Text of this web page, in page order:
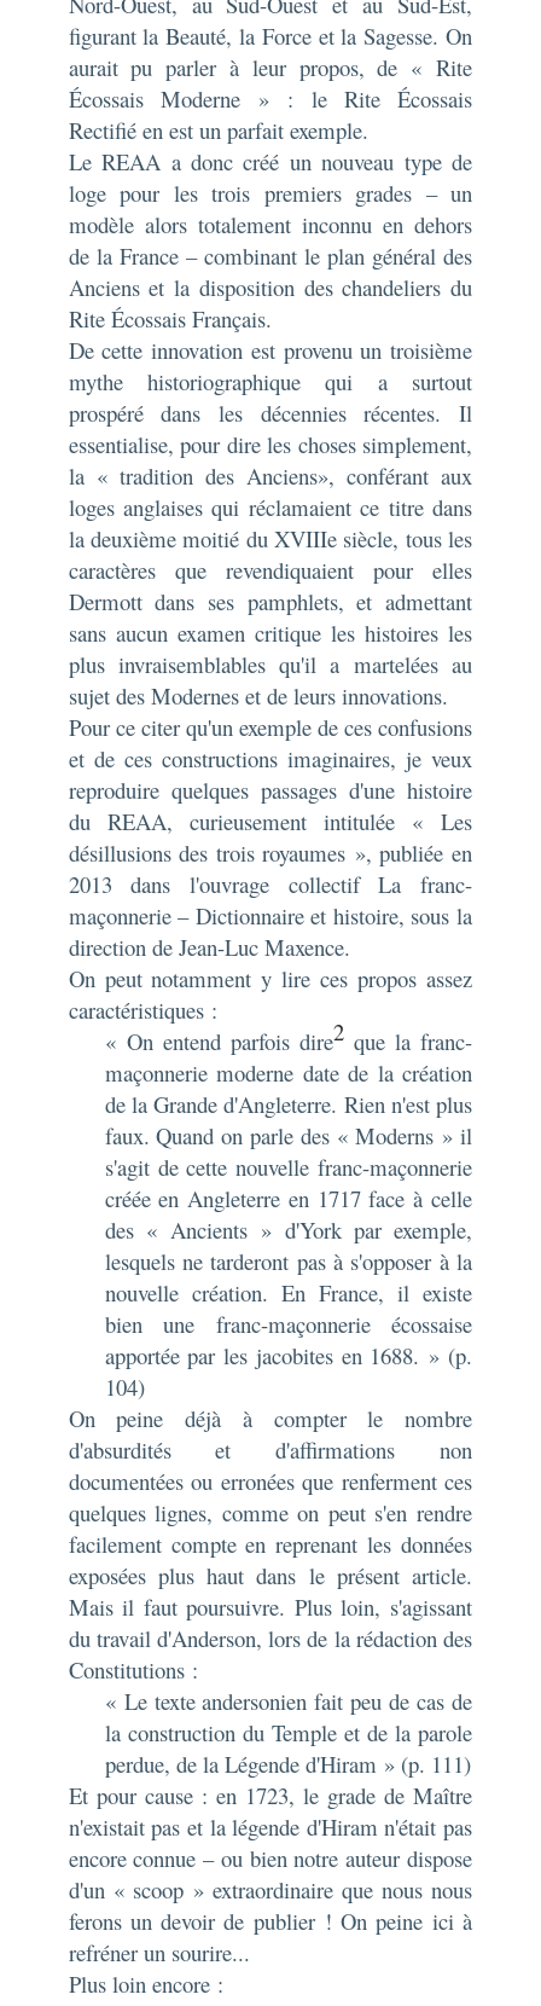
figurant la Beauté, la Force et la Sagesse. On
aurait pu parler à leur propos, de « Rite
Écossais Moderne » : le Rite Écossais
Rectifié en est un parfait exemple.
Le REAA a donc créé un nouveau type de
loge pour les trois premiers grades – un
modèle alors totalement inconnu en dehors
de la France – combinant le plan général des
Anciens et la disposition des chandeliers du
Rite Écossais Français.
De cette innovation est provenu un troisième
mythe historiographique qui a surtout
prospéré dans les décennies récentes. Il
essentialise, pour dire les choses simplement,
la « tradition des Anciens», conférant aux
loges anglaises qui réclamaient ce titre dans
la deuxième moitié du XVIIIe siècle, tous les
caractères que revendiquaient pour elles
Dermott dans ses pamphlets, et admettant
sans aucun examen critique les histoires les
plus invraisemblables qu'il a martelées au
sujet des Modernes et de leurs innovations.
Pour ce citer qu'un exemple de ces confusions
et de ces constructions imaginaires, je veux
reproduire quelques passages d'une histoire
du REAA, curieusement intitulée « Les
désillusions des trois royaumes », publiée en
2013 dans l'ouvrage collectifLa franc-
maçonnerie – Dictionnaire et histoire, sous la
direction de Jean-Luc Maxence.
On peut notamment y lire ces propos assez
caractéristiques :
« On entend parfois dire2que la franc-
maçonnerie moderne date de la création
de la Grande d'Angleterre. Rien n'est plus
faux. Quand on parle des « Moderns » il
s'agit de cette nouvelle franc-maçonnerie
créée en Angleterre en 1717 face à celle
des « Ancients » d'York par exemple,
lesquels ne tarderont pas à s'opposer à la
nouvelle création. En France, il existe
bien une franc-maçonnerie écossaise
apportée par les jacobites en 1688. » (p.
104)
On peine déjà à compter le nombre
d'absurdités et d'affirmations non
documentées ou erronées que renferment ces
quelques lignes, comme on peut s'en rendre
facilement compte en reprenant les données
exposées plus haut dans le présent article.
Mais il faut poursuivre. Plus loin, s'agissant
du travail d'Anderson, lors de la rédaction des
Constitutions :
« Le texte andersonien fait peu de cas de
la construction du Temple et de la parole
perdue, de la Légende d'Hiram » (p. 111)
Et pour cause : en 1723, le grade de Maître
n'existait pas et la légende d'Hiram n'était pas
encore connue – ou bien notre auteur dispose
d'un « scoop » extraordinaire que nous nous
ferons un devoir de publier ! On peine ici à
refréner un sourire...
Plus loin encore :